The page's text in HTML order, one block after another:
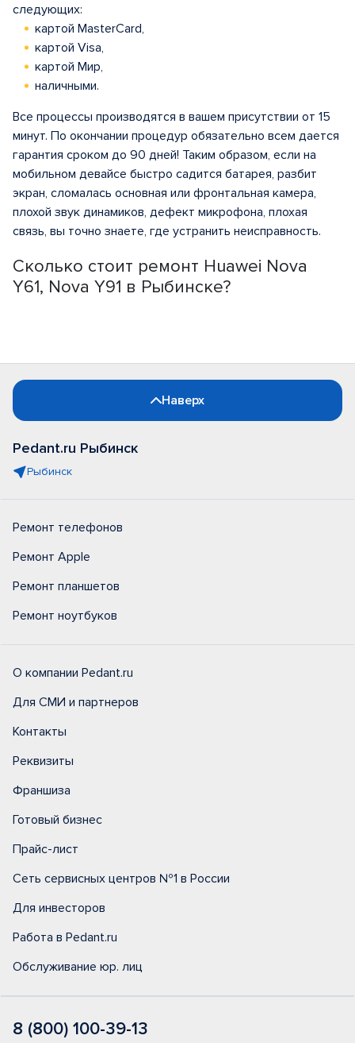
Сколько стоит ремонт Huawei Nova
Y61, Nova Y91 в Рыбинске?
следующих:
картой MasterCard,
картой Visa,
картой Мир,
наличными.
Все процессы производятся в вашем присутствии от 15
минут. По окончании процедур обязательно всем дается
гарантия сроком до 90 дней! Таким образом, если на
мобильном девайсе быстро садится батарея, разбит
экран, сломалась основная или фронтальная камера,
плохой звук динамиков, дефект микрофона, плохая
связь, вы точно знаете, где устранить неисправность.
Наверх
Pedant.ru Рыбинск
Рыбинск
Ремонт телефонов
Ремонт Apple
Ремонт планшетов
Ремонт ноутбуков
О компании Pedant.ru
Для СМИ и партнеров
Контакты
Реквизиты
Франшиза
Готовый бизнес
Прайс-лист
Сеть сервисных центров №1 в России
Для инвесторов
Работа в Pedant.ru
Обслуживание юр. лиц
8 (800) 100-39-13